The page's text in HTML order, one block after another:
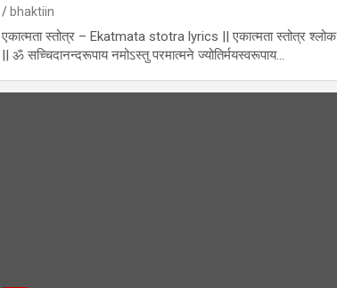
bhaktiin
एकात्मता स्तोत्र – Ekatmata stotra lyrics || एकात्मता स्तोत्र श्लोक
|| ॐ सच्चिदानन्दरूपाय नमोऽस्तु परमात्मने ज्योतिर्मयस्वरूपाय…